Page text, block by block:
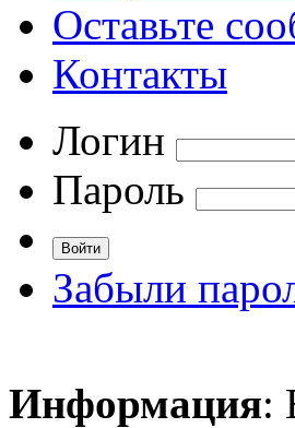
Оставьте
Контакты
Логин
Пароль
Забыли
Информация: